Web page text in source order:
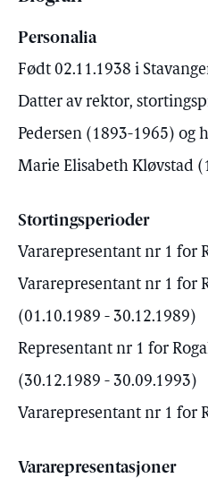
Personalia
Født 02.11.1938 i
Datter av rektor,
Pedersen (1893-1965)
Marie Elisabeth Kløvstad
Stortingsperioder
Vararepresentant nr 1 for
Vararepresentant nr 1 for
(01.10.1989 - 30.12.1989)
Representant nr 1 for
(30.12.1989 - 30.09.1993)
Vararepresentant nr 1 for
Vararepresentasjoner